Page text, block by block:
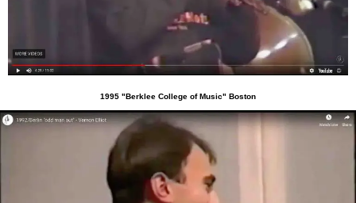
1995 "Berklee College of Music" Boston